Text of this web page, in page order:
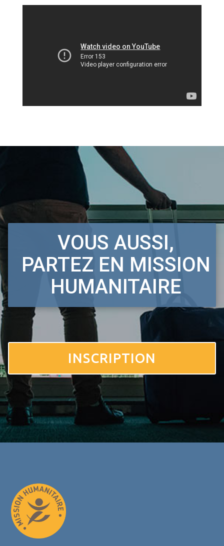
VOUS AUSSI,
PARTEZ EN MISSION
HUMANITAIRE
INSCRIPTION